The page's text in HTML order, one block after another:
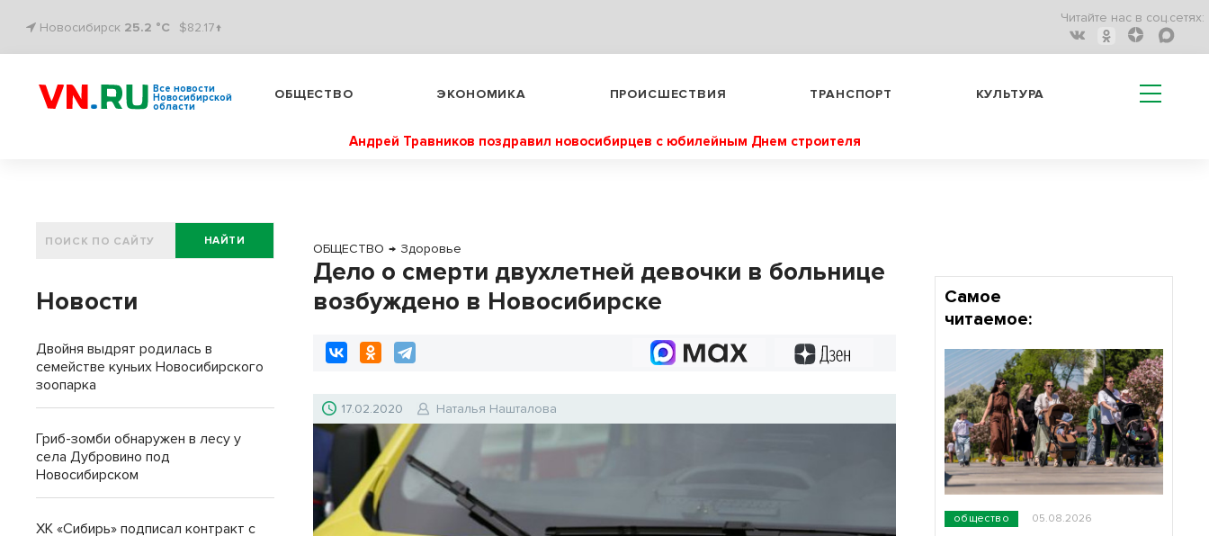
Новосибирск 25.2 °C $82.17↑
Читайте нас в соц.сетях:
Все новости
Новосибирской
области
ОБЩЕСТВО ЭКОНОМИКА ПРОИСШЕСТВИЯ ТРАНСПОРТ КУЛЬТУРА
Андрей Травников поздравил новосибирцев с юбилейным Днем строителя
ОБЩЕСТВО → Здоровье
Дело о смерти двухлетней девочки в больнице
возбуждено в Новосибирске
17.02.2020 Наталья Нашталова
НАЙТИ
Новости
Двойня выдрят родилась в
семействе куньих Новосибирского
зоопарка
Гриб-зомби обнаружен в лесу у
села Дубровино под
Новосибирском
ХК «Сибирь» подписал контракт с
Самое
читаемое:
общество 05.08.2026